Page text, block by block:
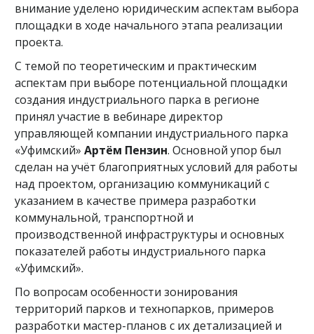
внимание уделено юридическим аспектам выбора
площадки в ходе начального этапа реализации
проекта.
С темой по теоретическим и практическим
аспектам при выборе потенциальной площадки
создания индустриального парка в регионе
принял участие в вебинаре директор
управляющей компании индустриального парка
«Уфимский» Артём Пензин. Основной упор был
сделан на учёт благоприятных условий для работы
над проектом, организацию коммуникаций с
указанием в качестве примера разработки
коммунальной, транспортной и
производственной инфраструктуры и основных
показателей работы индустриального парка
«Уфимский».
По вопросам особенности зонирования
территорий парков и технопарков, примеров
разработки мастер-планов с их детализацией и